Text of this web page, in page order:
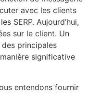
avec les clients
SERP. Aujourd’hui,
sur le client. Un
des principales
significative
entendons fournir